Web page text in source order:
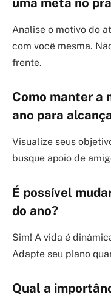
uma meta no
Analise o motivo do
com você mesma.
frente.
Como manter a
ano para
Visualize seus
busque apoio de
É possível
do ano?
Sim! A vida é
Adapte seu plano
Qual a